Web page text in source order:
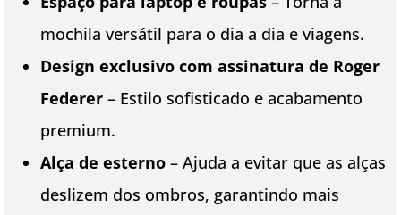
mochila versátil para o dia a dia e viagens.
Design exclusivo com assinatura de Roger
Federer – Estilo sofisticado e acabamento
premium.
Alça de esterno – Ajuda a evitar que as alças
deslizem dos ombros, garantindo mais